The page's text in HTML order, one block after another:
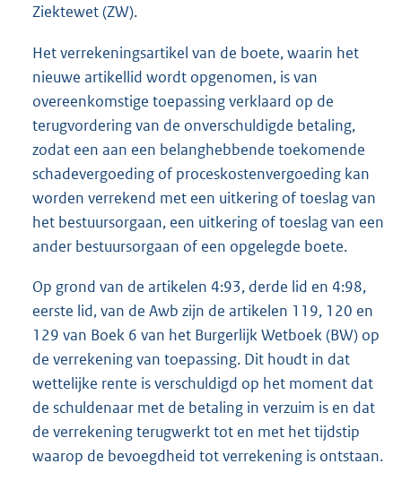
Ziektewet (ZW).
Het verrekeningsartikel van de boete, waarin het
nieuwe artikellid wordt opgenomen, is van
overeenkomstige toepassing verklaard op de
terugvordering van de onverschuldigde betaling,
zodat een aan een belanghebbende toekomende
schadevergoeding of proceskostenvergoeding kan
worden verrekend met een uitkering of toeslag van
het bestuursorgaan, een uitkering of toeslag van een
ander bestuursorgaan of een opgelegde boete.
Op grond van de artikelen 4:93, derde lid en 4:98,
eerste lid, van de Awb zijn de artikelen 119, 120 en
129 van Boek 6 van het Burgerlijk Wetboek (BW) op
de verrekening van toepassing. Dit houdt in dat
wettelijke rente is verschuldigd op het moment dat
de schuldenaar met de betaling in verzuim is en dat
de verrekening terugwerkt tot en met het tijdstip
waarop de bevoegdheid tot verrekening is ontstaan.